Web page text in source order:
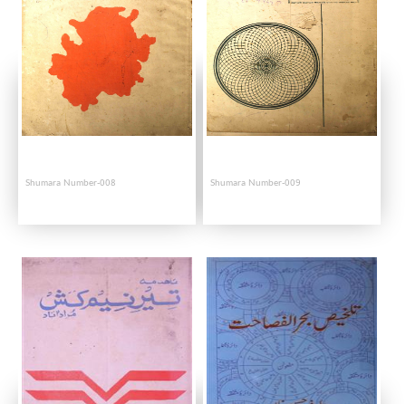
Shumara Number-008 Shumara Number-009